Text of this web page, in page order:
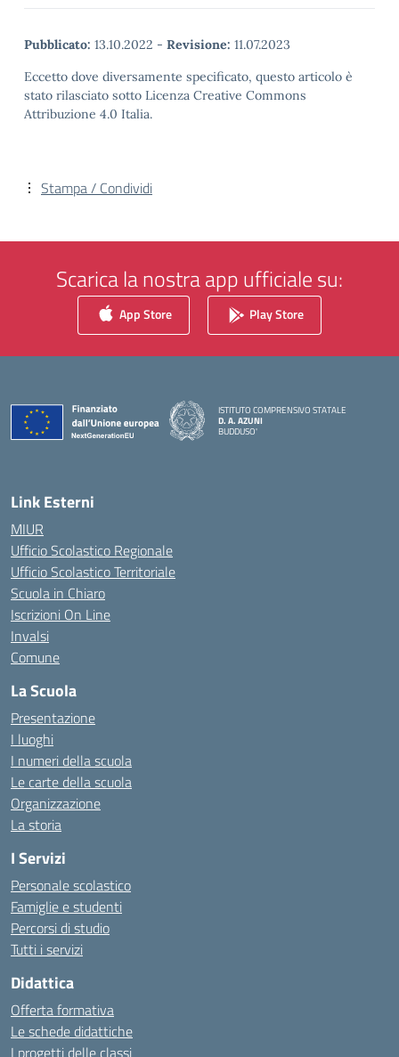
Pubblicato: 13.10.2022 - Revisione: 11.07.2023
Eccetto dove diversamente specificato, questo articolo è
stato rilasciato sotto Licenza Creative Commons
Attribuzione 4.0 Italia.
Stampa / Condividi
Scarica la nostra app ufficiale su:
App Store Play Store
ISTITUTO COMPRENSIVO STATALE
D. A. AZUNI
BUDDUSO'
Link Esterni
MIUR
Ufficio Scolastico Regionale
Ufficio Scolastico Territoriale
Scuola in Chiaro
Iscrizioni On Line
Invalsi
Comune
La Scuola
Presentazione
I luoghi
I numeri della scuola
Le carte della scuola
Organizzazione
La storia
I Servizi
Personale scolastico
Famiglie e studenti
Percorsi di studio
Tutti i servizi
Didattica
Offerta formativa
Le schede didattiche
I progetti delle classi